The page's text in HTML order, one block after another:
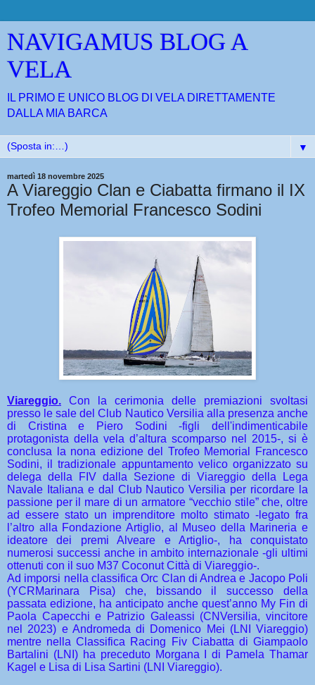
NAVIGAMUS BLOG A
VELA
IL PRIMO E UNICO BLOG DI VELA DIRETTAMENTE
DALLA MIA BARCA
▼
martedì 18 novembre 2025
A Viareggio Clan e Ciabatta firmano il IX
Trofeo Memorial Francesco Sodini
Viareggio. Con la cerimonia delle premiazioni svoltasi
presso le sale del Club Nautico Versilia alla presenza anche
di Cristina e Piero Sodini -figli dell'indimenticabile
protagonista della vela d’altura scomparso nel 2015-, si è
conclusa la nona edizione del Trofeo Memorial Francesco
Sodini, il tradizionale appuntamento velico organizzato su
delega della FIV dalla Sezione di Viareggio della Lega
Navale Italiana e dal Club Nautico Versilia per ricordare la
passione per il mare di un armatore “vecchio stile” che, oltre
ad essere stato un imprenditore molto stimato -legato fra
l’altro alla Fondazione Artiglio, al Museo della Marineria e
ideatore dei premi Alveare e Artiglio-, ha conquistato
numerosi successi anche in ambito internazionale -gli ultimi
ottenuti con il suo M37 Coconut Città di Viareggio-.
Ad imporsi nella classifica Orc Clan di Andrea e Jacopo Poli
(YCRMarinara Pisa) che, bissando il successo della
passata edizione, ha anticipato anche quest’anno My Fin di
Paola Capecchi e Patrizio Galeassi (CNVersilia, vincitore
nel 2023) e Andromeda di Domenico Mei (LNI Viareggio)
mentre nella Classifica Racing Fiv Ciabatta di Giampaolo
Bartalini (LNI) ha preceduto Morgana I di Pamela Thamar
Kagel e Lisa di Lisa Sartini (LNI Viareggio).